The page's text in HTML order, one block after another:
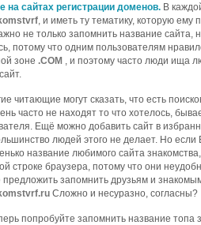
на сайтах регистрации доменов. В
, и иметь ту тематику, которую
не только запомнить название сайта,
потому что одним пользователям
зоне .COM , и поэтому часто люди ища
читающие могут сказать, что есть
часто не находят то что хотелось,
Ещё можно добавить сайт в
людей этого не делает. Но
название любимого сайта
строке браузера, потому что они
предложить запомнить друзьям и
Сложно и несуразно, согласны?
попробуйте запомнить название топа